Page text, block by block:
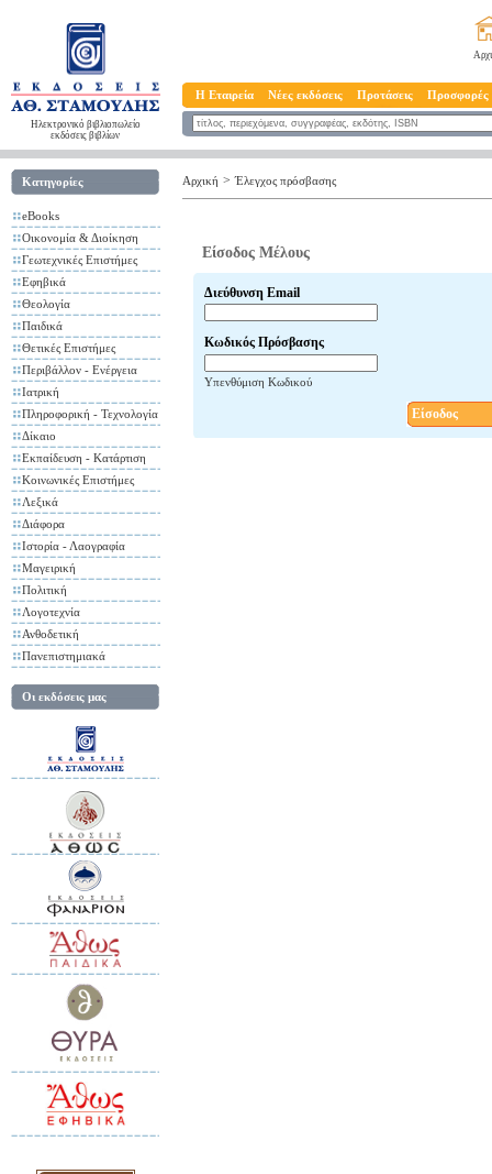
Ηλεκτρονικό βιβλιοπωλείο
εκδόσεις βιβλίων
Η Εταιρεία Νέες εκδόσεις Προτάσεις Προσφορές
Κατηγορίες
eBooks
Οικονομία & Διοίκηση
Γεωτεχνικές Επιστήμες
Εφηβικά
Θεολογία
Παιδικά
Θετικές Επιστήμες
Περιβάλλον - Ενέργεια
Ιατρική
Πληροφορική - Τεχνολογία
Δίκαιο
Εκπαίδευση - Κατάρτιση
Κοινωνικές Επιστήμες
Λεξικά
Διάφορα
Ιστορία - Λαογραφία
Μαγειρική
Πολιτική
Λογοτεχνία
Ανθοδετική
Πανεπιστημιακά
Οι εκδόσεις μας
Αρχική > Έλεγχος πρόσβασης
Είσοδος Μέλους
Διεύθυνση Email
Κωδικός Πρόσβασης
Υπενθύμιση Κωδικού
Είσοδος